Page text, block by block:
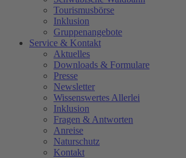
Tourismusbörse
Inklusion
Gruppenangebote
Service & Kontakt
Aktuelles
Downloads & Formulare
Presse
Newsletter
Wissenswertes Allerlei
Inklusion
Fragen & Antworten
Anreise
Naturschutz
Kontakt